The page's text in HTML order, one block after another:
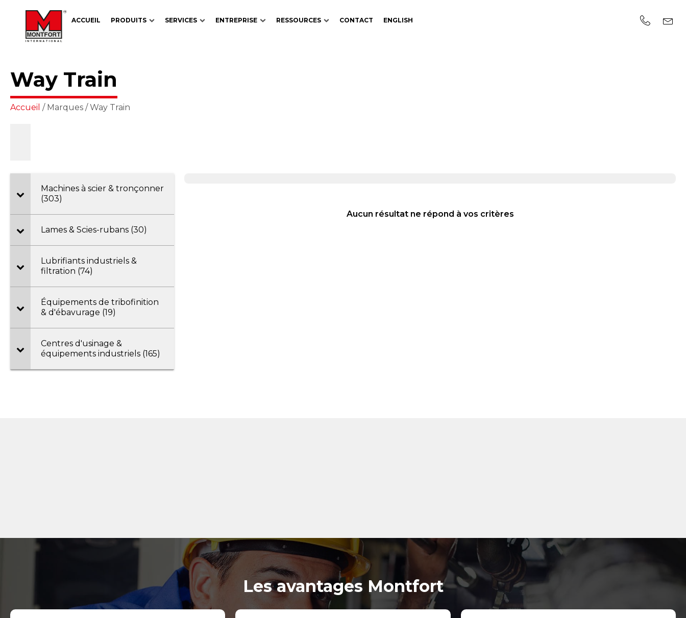
ACCUEIL PRODUITS SERVICES ENTREPRISE RESSOURCES CONTACT ENGLISH
Way Train
Accueil / Marques / Way Train
Machines à scier & tronçonner
(303)
Lames & Scies-rubans (30)
Lubrifiants industriels &
filtration (74)
Équipements de tribofinition
& d'ébavurage (19)
Centres d'usinage &
équipements industriels (165)
Aucun résultat ne répond à vos critères
Les avantages Montfort